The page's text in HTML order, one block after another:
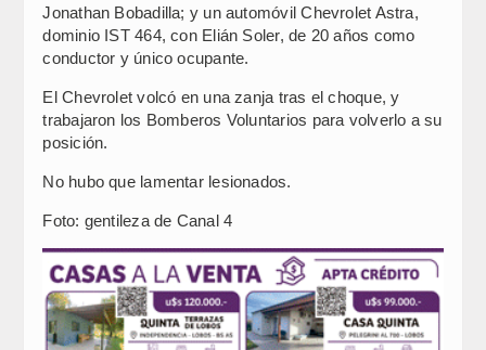
Jonathan Bobadilla; y un automóvil Chevrolet Astra,
dominio IST 464, con Elián Soler, de 20 años como
conductor y único ocupante.
El Chevrolet volcó en una zanja tras el choque, y
trabajaron los Bomberos Voluntarios para volverlo a su
posición.
No hubo que lamentar lesionados.
Foto: gentileza de Canal 4